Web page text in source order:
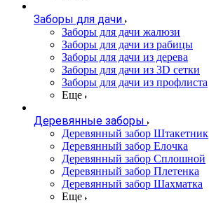
Заборы для дачи
Заборы для дачи жалюзи
Заборы для дачи из рабицы
Заборы для дачи из дерева
Заборы для дачи из 3D сетки
Заборы для дачи из профлиста
Еще
Деревянные заборы
Деревянный забор Штакетник
Деревянный забор Елочка
Деревянный забор Сплошной
Деревянный забор Плетенка
Деревянный забор Шахматка
Еще